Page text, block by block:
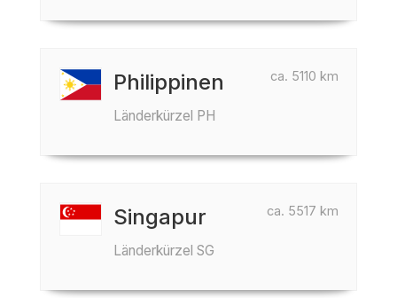
ca. 5110 km
Philippinen
Länderkürzel PH
ca. 5517 km
Singapur
Länderkürzel SG